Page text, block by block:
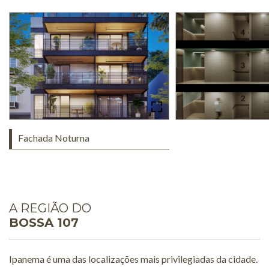
Fachada Noturna
A REGIÃO DO
BOSSA 107
Ipanema é uma das localizações mais privilegiadas da cidade.